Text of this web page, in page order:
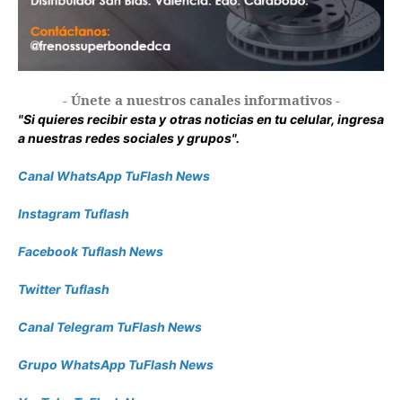
- Únete a nuestros canales informativos -
"Si quieres recibir esta y otras noticias en tu celular, ingresa
a nuestras redes sociales y grupos".
Canal WhatsApp TuFlash News
Instagram Tuflash
Facebook Tuflash News
Twitter Tuflash
Canal Telegram TuFlash News
Grupo WhatsApp TuFlash News